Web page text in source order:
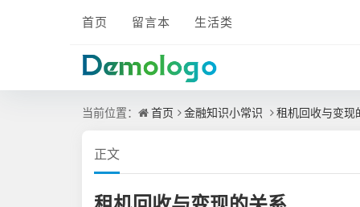
首页 留言本 生活类
当前位置： 首页 金融知识小常识 租机回收与变现
正文